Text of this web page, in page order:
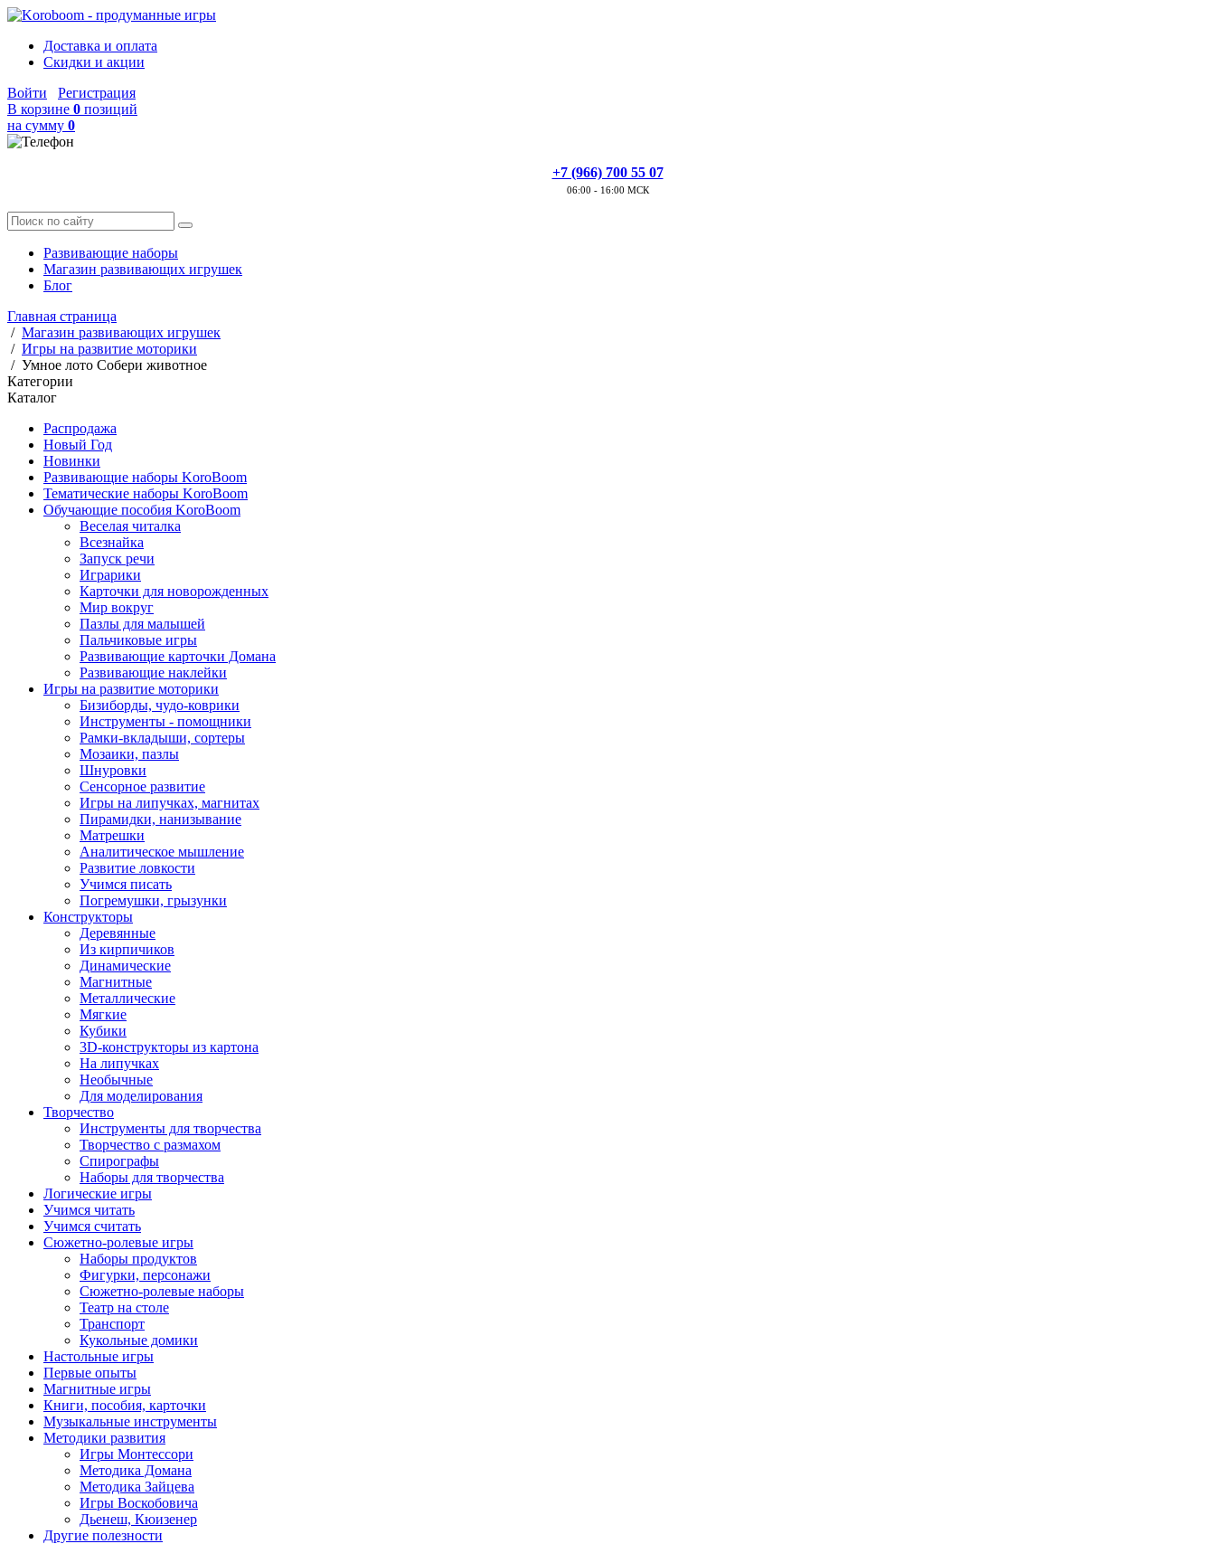
Доставка и оплата
Скидки и акции
Войти
Регистрация
В корзине 0 позиций
на сумму 0
+7 (966) 700 55 07
06:00 - 16:00 МСК
Развивающие наборы
Магазин развивающих игрушек
Блог
Главная страница
/ Магазин развивающих игрушек
/ Игры на развитие моторики
/ Умное лото Собери животное
Категории
Каталог
Распродажа
Новый Год
Новинки
Развивающие наборы KoroBoom
Тематические наборы KoroBoom
Обучающие пособия KoroBoom
Веселая читалка
Всезнайка
Запуск речи
Играрики
Карточки для новорожденных
Мир вокруг
Пазлы для малышей
Пальчиковые игры
Развивающие карточки Домана
Развивающие наклейки
Игры на развитие моторики
Бизиборды, чудо-коврики
Инструменты - помощники
Рамки-вкладыши, сортеры
Мозаики, пазлы
Шнуровки
Сенсорное развитие
Игры на липучках, магнитах
Пирамидки, нанизывание
Матрешки
Аналитическое мышление
Развитие ловкости
Учимся писать
Погремушки, грызунки
Конструкторы
Деревянные
Из кирпичиков
Динамические
Магнитные
Металлические
Мягкие
Кубики
3D-конструкторы из картона
На липучках
Необычные
Для моделирования
Творчество
Инструменты для творчества
Творчество с размахом
Спирографы
Наборы для творчества
Логические игры
Учимся читать
Учимся считать
Сюжетно-ролевые игры
Наборы продуктов
Фигурки, персонажи
Сюжетно-ролевые наборы
Театр на столе
Транспорт
Кукольные домики
Настольные игры
Первые опыты
Магнитные игры
Книги, пособия, карточки
Музыкальные инструменты
Методики развития
Игры Монтессори
Методика Домана
Методика Зайцева
Игры Воскобовича
Дьенеш, Кюизенер
Другие полезности